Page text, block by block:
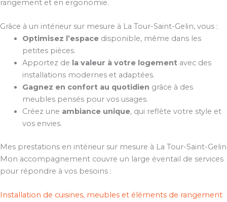
rangement et en ergonomie.
Grâce à un intérieur sur mesure à La Tour-Saint-Gelin, vous :
Optimisez l’espacedisponible, même dans les
petites pièces.
Apportez de la valeur à votre logementavec des
installations modernes et adaptées.
Gagnez en confort au quotidien grâce à des
meubles pensés pour vos usages.
Créez une ambiance unique, qui reflète votre style et
vos envies.
Mes prestations en intérieur sur mesure à La Tour-Saint-Gelin
Mon accompagnement couvre un large éventail de services
pour répondre à vos besoins :
Installation de cuisines, meubles et éléments de rangement